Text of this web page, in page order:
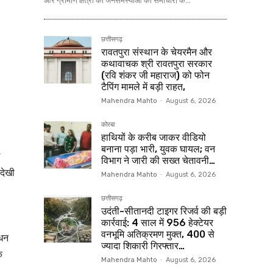
छत्तीसगढ़
रावतपुरा संस्थान के चेयरमैन और
कथावाचक श्री रावतपुरा सरकार
(रवि शंकर जी महाराज) को फोन
टैपिंग मामले में बड़ी राहत,
Mahendra Mahto - August 6, 2026
कोरबा
हाथियों के करीब जाकर वीडियो
बनाना पड़ा भारी, युवक घायल; वन
विभाग ने जारी की सख्त चेतावनी…
Mahendra Mahto - August 6, 2026
छत्तीसगढ़
उदंती-सीतानदी टाइगर रिजर्व की बड़ी
कार्रवाई: 4 साल में 956 हेक्टेयर
वनभूमि अतिक्रमण मुक्त, 400 से
ज्यादा शिकारी गिरफ्तार…
Mahendra Mahto - August 6, 2026